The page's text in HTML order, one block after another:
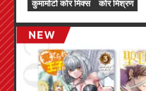
कुमामोटो कोर मिक्स कोर मिश्रण